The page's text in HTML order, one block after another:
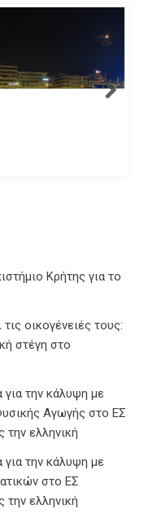
Κρήτης για το
οικογένειές τους:
στέγη στο
την κάλυψη με
Αγωγής στο ΕΣ
την ελληνική
την κάλυψη με
στο ΕΣ
την ελληνική